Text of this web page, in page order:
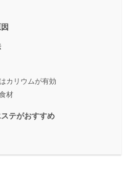
カリウムが有効
材
テがおすすめ